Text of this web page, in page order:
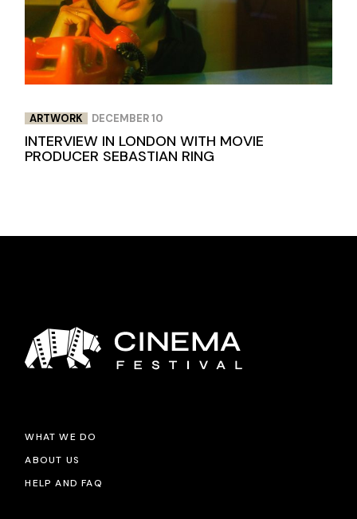
ARTWORK DECEMBER 10
INTERVIEW IN LONDON WITH MOVIE
PRODUCER SEBASTIAN RING
WHAT WE DO
ABOUT US
HELP AND FAQ